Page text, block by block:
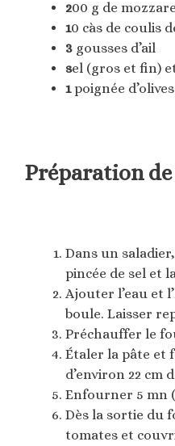
200 g de
10 càs de coulis
3 gousses d’ail
sel (gros et fin)
1poignée
Préparation de
Dans un
pincée de sel et
Ajouter l’eau et
boule. Laisser
Préchauffer le
Étaler la pâte et
d’environ 22 cm
Enfourner 5 mn
Dès la sortie du
tomates et